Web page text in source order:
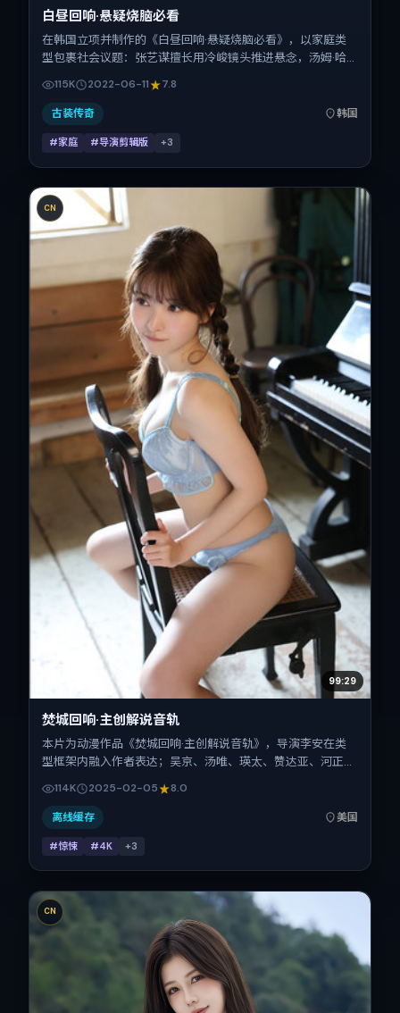
白昼回响·悬疑烧脑必看
在韩国立项并制作的《白昼回响·悬疑烧脑必看》，以家庭类
型包裹社会议题：张艺谋擅长用冷峻镜头推进悬念，汤姆·哈
映时间：2022-06-11；片长164分钟；适合关注现实质感与类
型片结构的观众。
115K 2022-06-11 7.8
古装传奇 韩国
#家庭 #导演剪辑版 +3
CN
99:29
焚城回响·主创解说音轨
本片为动漫作品《焚城回响·主创解说音轨》，导演李安在类
型框架内融入作者表达；吴京、汤唯、瑛太、赞达亚、河正
与出品背景为美国。上映时间 2025年2月5日（公映登记日
2025-02-05），全片165分钟，节奏张弛有度。
114K 2025-02-05 8.0
离线缓存 美国
#惊悚 #4K +3
CN